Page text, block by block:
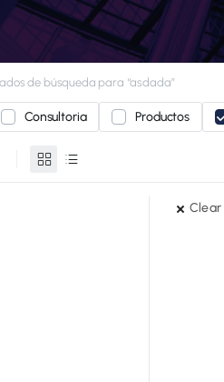
de búsqueda para “asdada”
Consultoria Productos